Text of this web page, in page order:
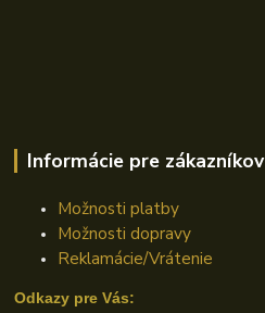
Informácie pre zákazníkov
Možnosti platby
Možnosti dopravy
Reklamácie/Vrátenie
Odkazy pre Vás: